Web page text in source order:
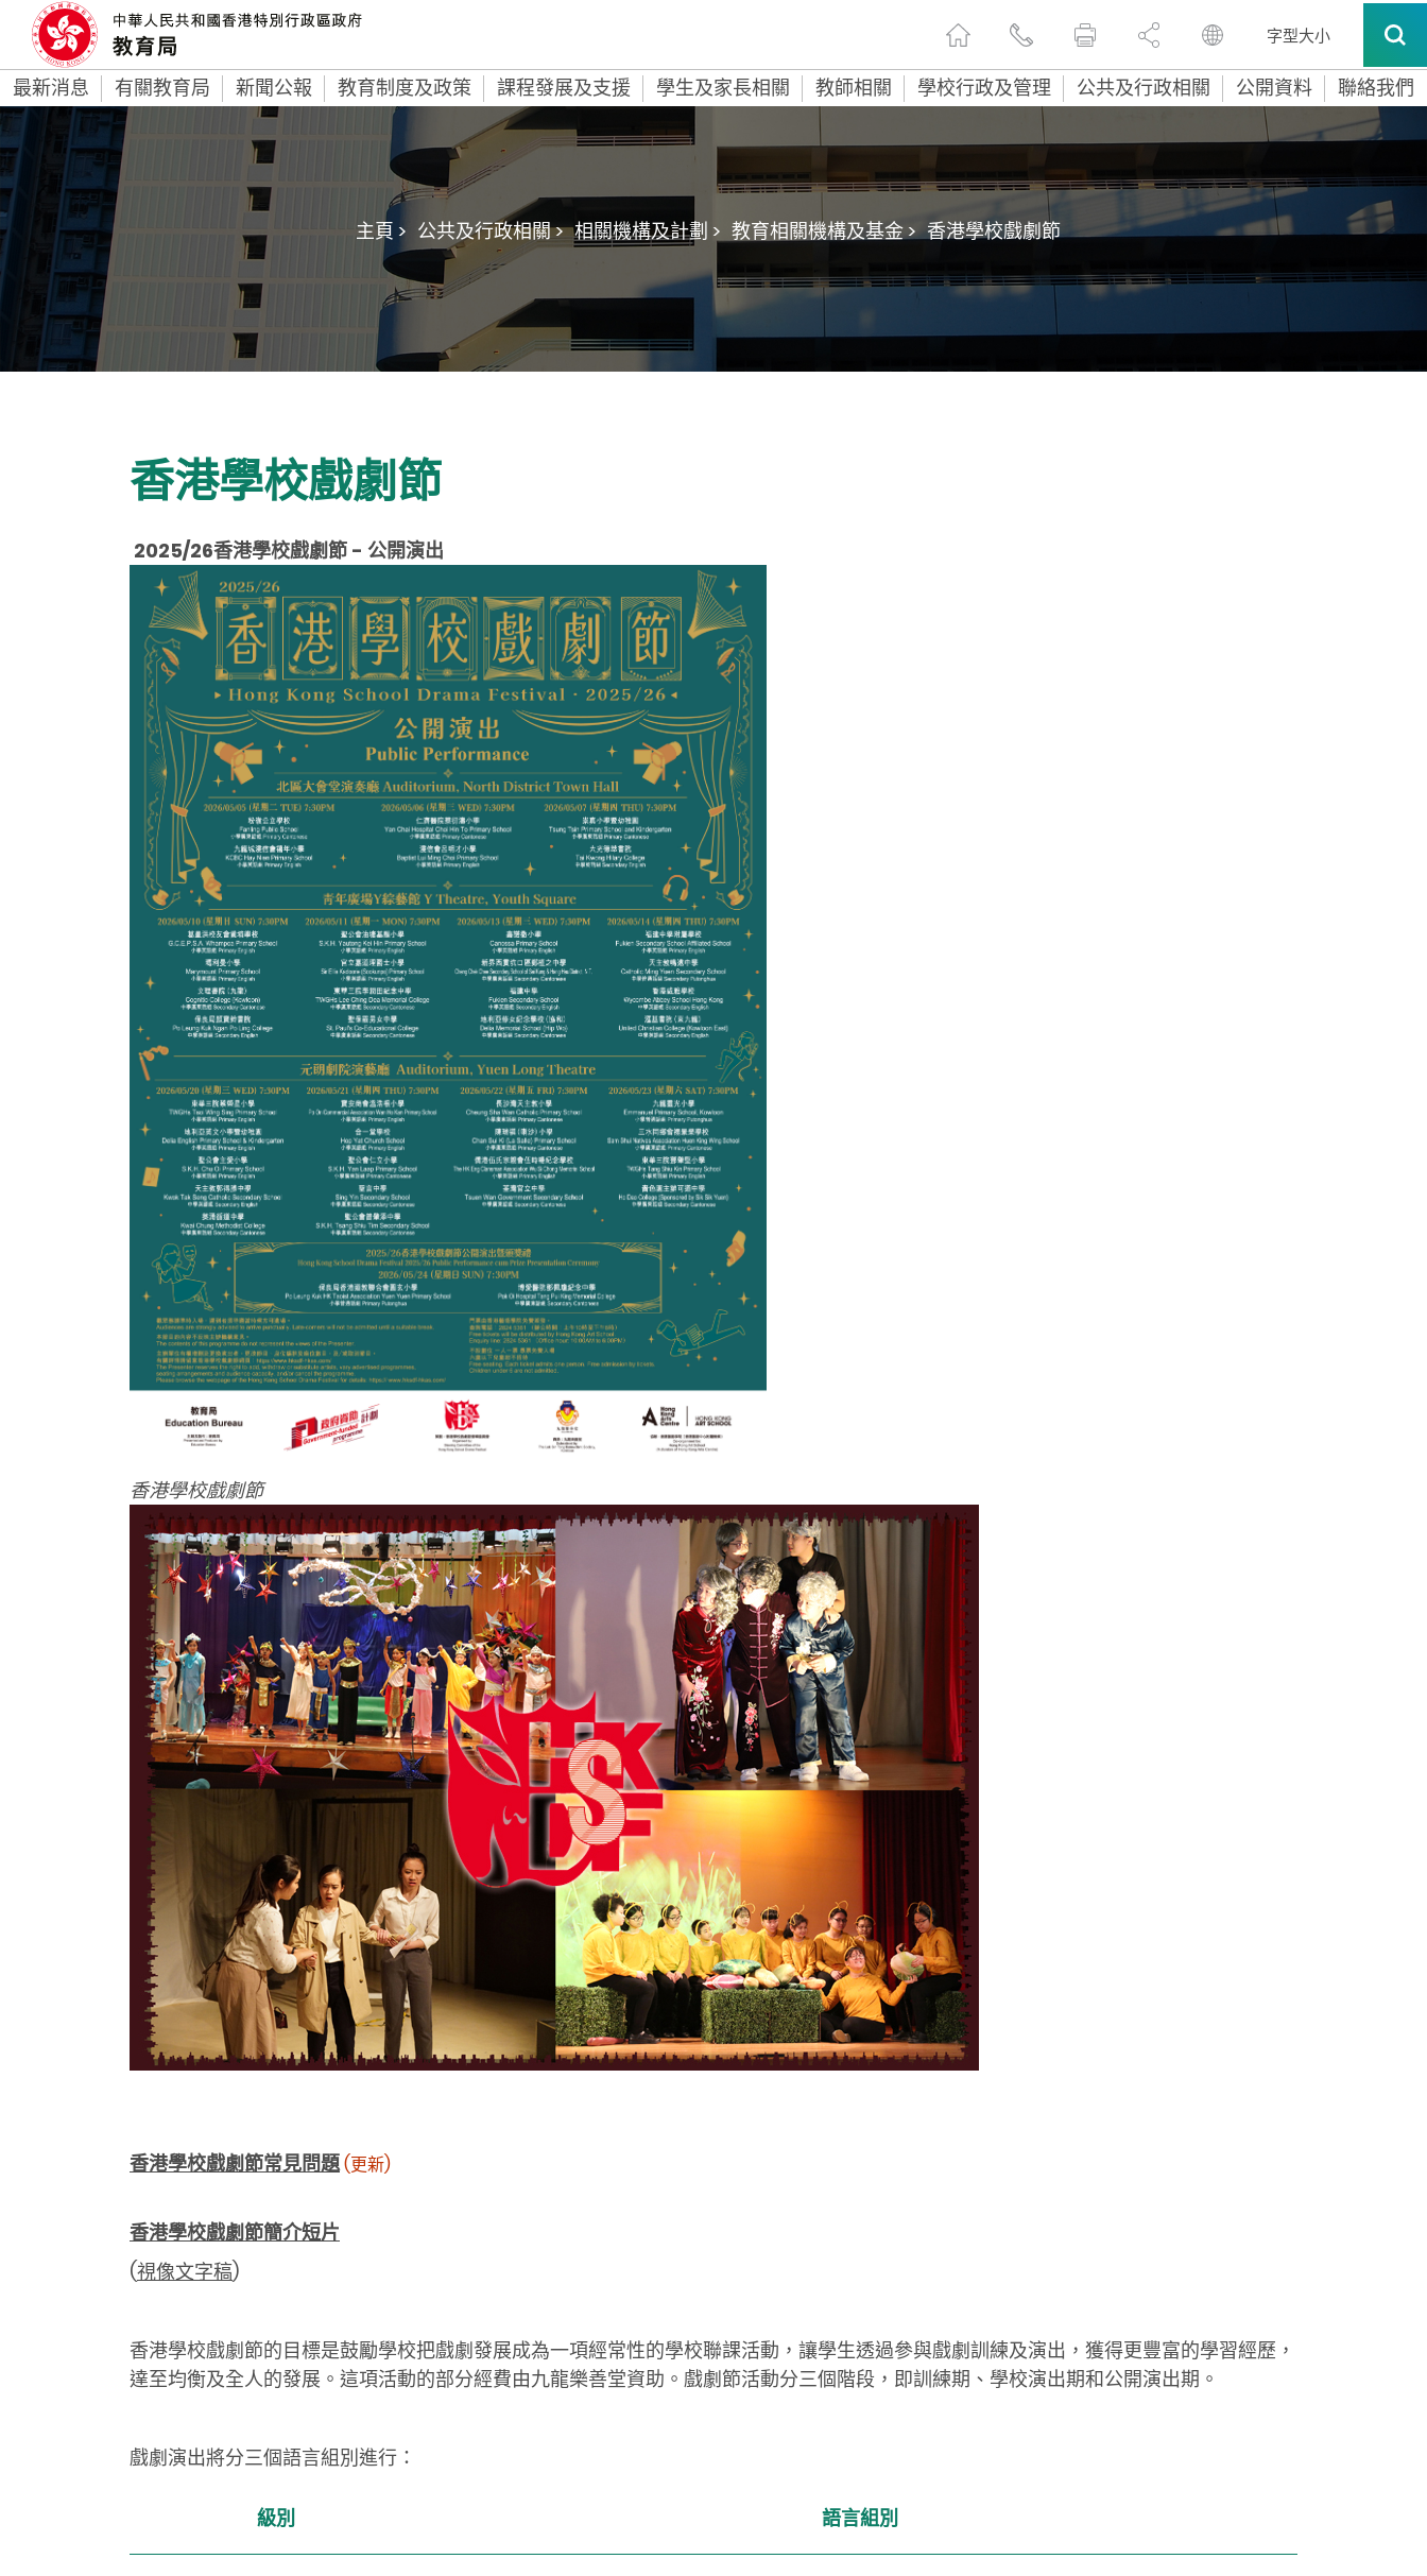
字型大小
最新消息 有關教育局 新聞公報 教育制度及政策 課程發展及支援 學生及家長相關 教師相關 學校行政及管理 公共及行政相關 公開資料 聯絡我們
主頁 > 公共及行政相關 > 相關機構及計劃 > 教育相關機構及基金 > 香港學校戲劇節
香港學校戲劇節
2025/26香港學校戲劇節 - 公開演出
香港學校戲劇節
香港學校戲劇節常見問題(更新)
香港學校戲劇節簡介短片
(視像文字稿)
香港學校戲劇節的目標是鼓勵學校把戲劇發展成為一項經常性的學校聯課活動，讓學生透過參與戲劇訓練及演出，獲得更豐富的學習經歷，
達至均衡及全人的發展。這項活動的部分經費由九龍樂善堂資助。戲劇節活動分三個階段，即訓練期、學校演出期和公開演出期。
戲劇演出將分三個語言組別進行：
級別 語言組別